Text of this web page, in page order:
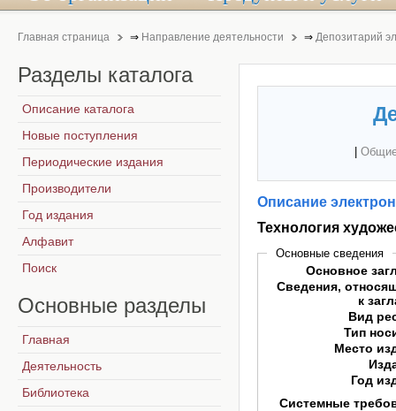
Главная страница ⇒ Направление деятельности ⇒ Депозитарий
Описание
Технология
Основные сведения
Основное
Сведения,
к
Вид
Тип
Место
Год
Системные
Разделы каталога
Описание каталога
Новые поступления
Периодические издания
Производители
Год издания
Алфавит
Поиск
Основные разделы
Главная
Деятельность
Библиотека